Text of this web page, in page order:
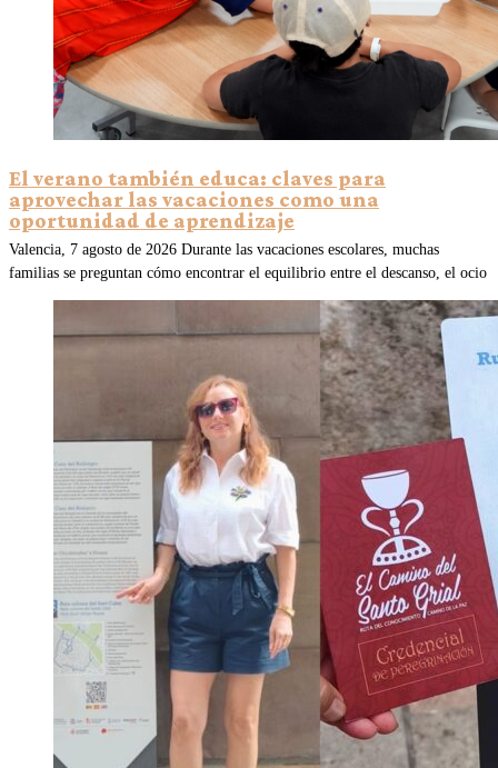
El verano también educa: claves para
aprovechar las vacaciones como una
oportunidad de aprendizaje
Valencia, 7 agosto de 2026 Durante las vacaciones escolares, muchas
familias se preguntan cómo encontrar el equilibrio entre el descanso, el ocio